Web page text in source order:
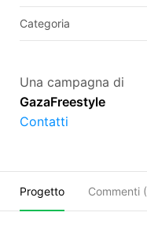
Categoria
Una campagna di
GazaFreestyle
Contatti
Progetto Commenti (